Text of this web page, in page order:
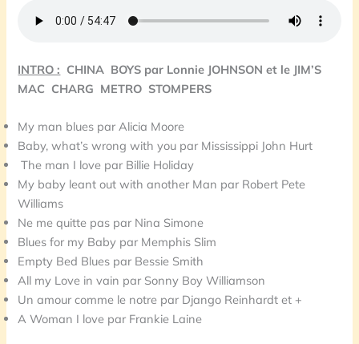
INTRO : CHINA BOYS par Lonnie JOHNSON et le JIM’S
MAC CHARG METRO STOMPERS
My man blues par Alicia Moore
Baby, what’s wrong with you par Mississippi John Hurt
The man I love par Billie Holiday
My baby leant out with another Man par Robert Pete
Williams
Ne me quitte pas par Nina Simone
Blues for my Baby par Memphis Slim
Empty Bed Blues par Bessie Smith
All my Love in vain par Sonny Boy Williamson
Un amour comme le notre par Django Reinhardt et +
A Woman I love par Frankie Laine